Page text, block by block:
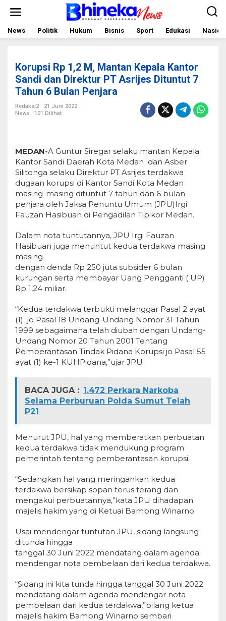
News Politik Hukum Bisnis Sport Edukasi
Korupsi Rp 1,2 M, Mantan Kepala Kantor
Sandi dan Direktur PT Asrijes Dituntut 7
Tahun 6 Bulan Penjara
Redaksi2
21 Juni 2022
News
101 Dilihat
MEDAN-A Guntur Siregar selaku mantan Kepala
Kantor Sandi Daerah Kota Medan dan Asber
Silitonga selaku Direktur PT Asrijes terdakwa
dugaan korupsi di Kantor Sandi Kota Medan
masing-masing dituntut 7 tahun dan 6 bulan
penjara oleh Jaksa Penuntu Umum (JPU)Irgi
Fauzan Hasibuan di Pengadilan Tipikor Medan.
Dalam nota tuntutannya, JPU Irgi Fauzan
Hasibuan juga menuntut kedua terdakwa masing
masing
dengan denda Rp 250 juta subsider 6 bulan
kurungan serta membayar Uang Pengganti ( UP)
Rp 1,24 miliar.
“Kedua terdakwa terbukti melanggar Pasal 2 ayat
(1) jo Pasal 18 Undang-Undang Nomor 31 Tahun
1999 sebagaimana telah diubah dengan Undang-
Undang Nomor 20 Tahun 2001 Tentang
Pemberantasan Tindak Pidana Korupsi jo Pasal 55
ayat (1) ke-1 KUHPidana,”ujar JPU
BACA JUGA : 1.472 Perkara Narkoba
Selama Perburuan Polda Sumut Telah
P21
Menurut JPU, hal yang memberatkan perbuatan
kedua terdakwa tidak mendukung program
pemerintah tentang pemberantasan korupsi.
“Sedangkan hal yang meringankan kedua
terdakwa bersikap sopan terus terang dan
mengakui perbuatannya,”kata JPU dihadapan
majelis hakim yang di Ketuai Bambng Winarno
Usai mendengar tuntutan JPU, sidang langsung
ditunda hingga
tanggal 30 Juni 2022 mendatang dalam agenda
mendengar nota pembelaan dari kedua terdakwa.
“Sidang ini kita tunda hingga tanggal 30 Juni 2022
mendatang dalam agenda mendengar nota
pembelaan dari kedua terdakwa,”bilang ketua
majelis hakim Bambng Winarno sembari